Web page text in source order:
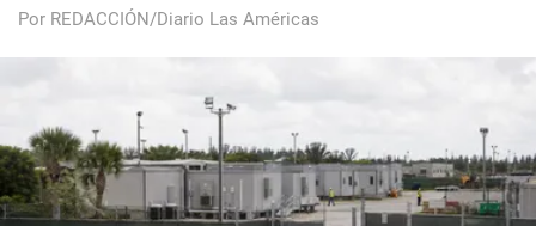
Por REDACCIÓN/Diario Las Américas